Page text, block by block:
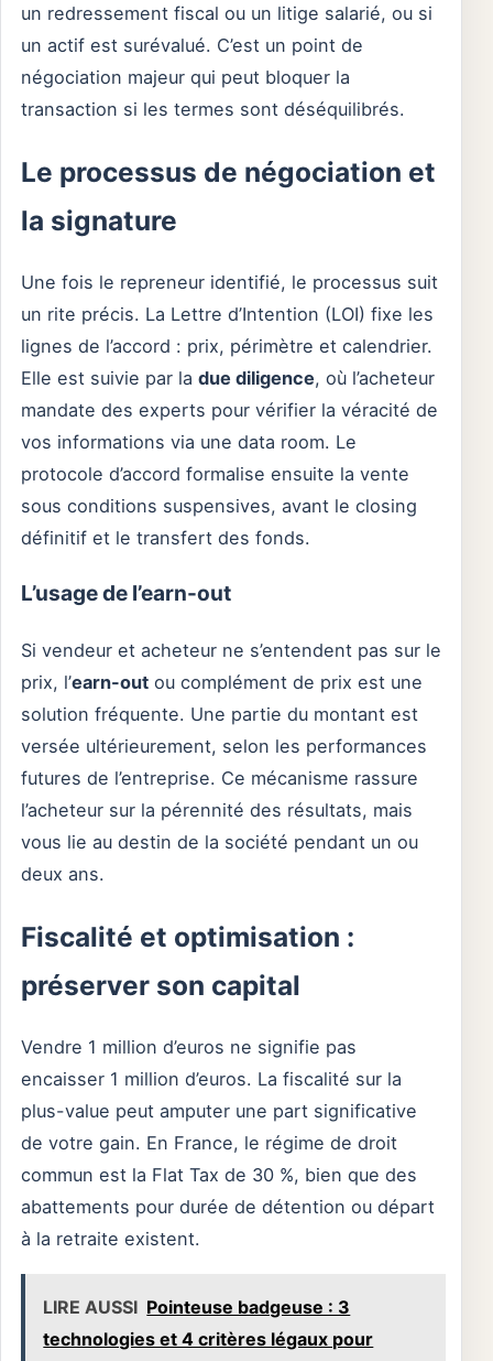
un redressement fiscal ou un litige salarié, ou si
un actif est surévalué. C’est un point de
négociation majeur qui peut bloquer la
transaction si les termes sont déséquilibrés.
Le processus de négociation et
la signature
Une fois le repreneur identifié, le processus suit
un rite précis. La Lettre d’Intention (LOI) fixe les
lignes de l’accord : prix, périmètre et calendrier.
Elle est suivie par la due diligence, où l’acheteur
mandate des experts pour vérifier la véracité de
vos informations via une data room. Le
protocole d’accord formalise ensuite la vente
sous conditions suspensives, avant le closing
définitif et le transfert des fonds.
L’usage de l’earn-out
Si vendeur et acheteur ne s’entendent pas sur le
prix, l’earn-out ou complément de prix est une
solution fréquente. Une partie du montant est
versée ultérieurement, selon les performances
futures de l’entreprise. Ce mécanisme rassure
l’acheteur sur la pérennité des résultats, mais
vous lie au destin de la société pendant un ou
deux ans.
Fiscalité et optimisation :
préserver son capital
Vendre 1 million d’euros ne signifie pas
encaisser 1 million d’euros. La fiscalité sur la
plus-value peut amputer une part significative
de votre gain. En France, le régime de droit
commun est la Flat Tax de 30 %, bien que des
abattements pour durée de détention ou départ
à la retraite existent.
LIRE AUSSI Pointeuse badgeuse : 3
technologies et 4 critères légaux pour